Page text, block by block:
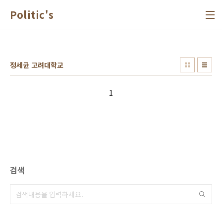
Politic's
정세균 고려대학교
1
검색